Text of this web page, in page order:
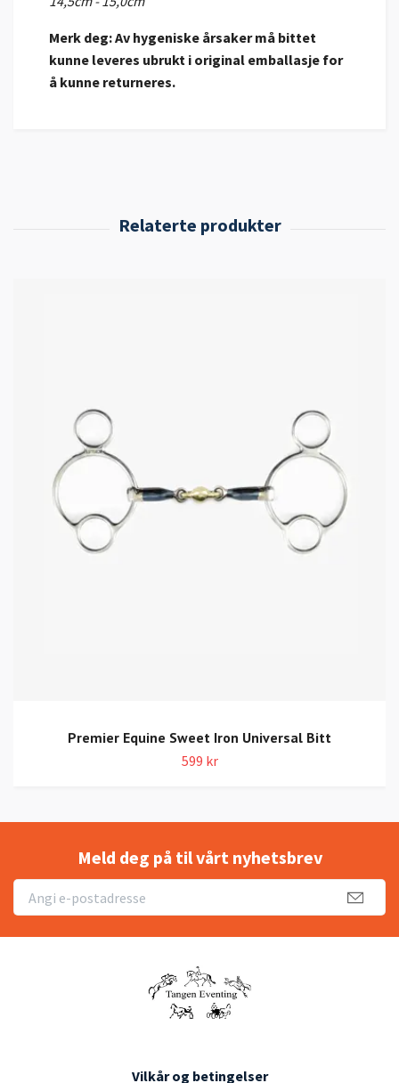
Merk deg: Av hygeniske årsaker må bittet
kunne leveres ubrukt i original emballasje for
å kunne returneres.
Premier Equine Sweet Iron Universal Bitt
599 kr
Meld deg på til vårt nyhetsbrev
Vilkår og betingelser